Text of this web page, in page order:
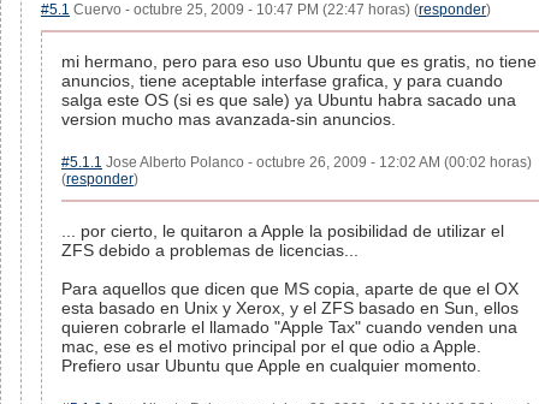
#5.1 Cuervo - octubre 25, 2009 - 10:47 PM (22:47 horas) (responder)
mi hermano, pero para eso uso Ubuntu que es gratis, no tiene
anuncios, tiene aceptable interfase grafica, y para cuando
salga este OS (si es que sale) ya Ubuntu habra sacado una
version mucho mas avanzada-sin anuncios.
#5.1.1 Jose Alberto Polanco - octubre 26, 2009 - 12:02 AM (00:02 horas)
(responder)
... por cierto, le quitaron a Apple la posibilidad de utilizar el
ZFS debido a problemas de licencias...
Para aquellos que dicen que MS copia, aparte de que el OX
esta basado en Unix y Xerox, y el ZFS basado en Sun, ellos
quieren cobrarle el llamado "Apple Tax" cuando venden una
mac, ese es el motivo principal por el que odio a Apple.
Prefiero usar Ubuntu que Apple en cualquier momento.